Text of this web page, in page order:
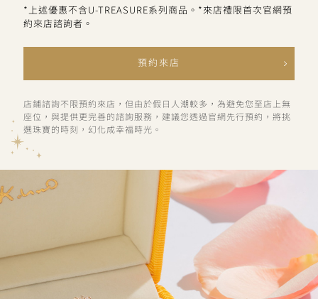
*上述優惠不含U-TREASURE系列商品。*來店禮限首次官網預
約來店諮詢者。
預約來店
店鋪諮詢不限預約來店，但由於假日人潮較多，為避免您至店上無
座位，與提供更完善的諮詢服務，建議您透過官網先行預約，將挑
選珠寶的時刻，幻化成幸福時光。